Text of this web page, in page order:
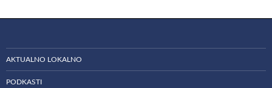
AKTUALNO LOKALNO
PODKASTI